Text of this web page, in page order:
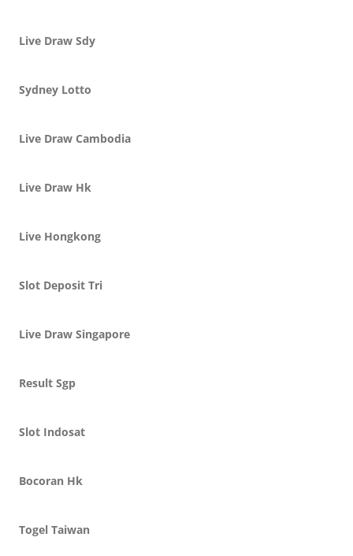
Live Draw Sdy
Sydney Lotto
Live Draw Cambodia
Live Draw Hk
Live Hongkong
Slot Deposit Tri
Live Draw Singapore
Result Sgp
Slot Indosat
Bocoran Hk
Togel Taiwan